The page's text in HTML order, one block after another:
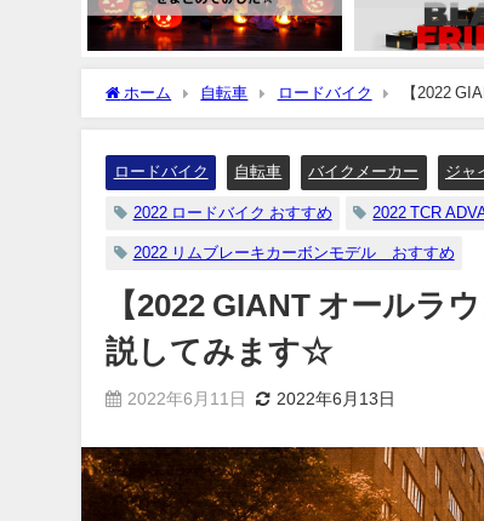
ホーム 自転車 ロードバイク 【2022
ロードバイク 自転車 バイクメーカー ジャ
2022 ロードバイク おすすめ 2022 TCR
2022 リムブレーキカーボンモデル おすすめ
【2022 GIANT オールラ
説してみます☆
2022年6月11日 2022年6月13日